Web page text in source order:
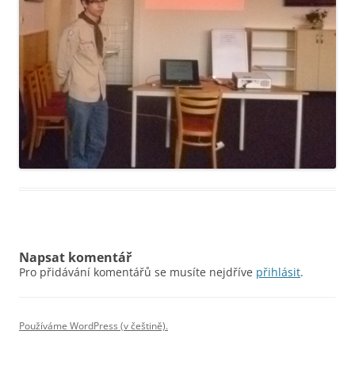
Napsat komentář
Pro přidávání komentářů se musíte nejdříve přihlásit.
Používáme WordPress (v češtině).